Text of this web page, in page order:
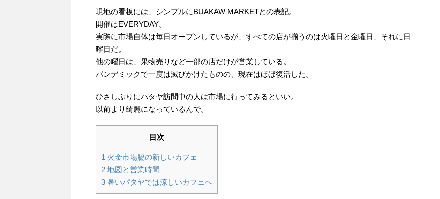
現地の看板には、シンプルにBUAKAW MARKETとの表記。
開催はEVERYDAY。
実際に市場自体は毎日オープンしているが、すべての店が揃うのは火曜日と金曜日、それに日
曜日だ。
他の曜日は、果物売りなど一部の店だけが営業している。
パンデミックで一度は滅びかけたものの、現在はほぼ復活した。
ひさしぶりにパタヤ訪問中の人は市場に行ってみるといい。
以前より綺麗になっているんで。
目次
1 火金市場脇の新しいカフェ
2 地図と営業時間
3 暑いパタヤでは涼しいカフェへ